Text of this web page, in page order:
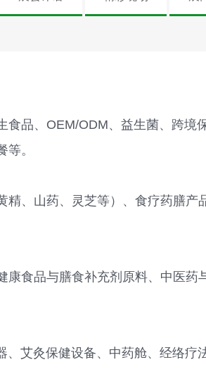
品、OEM/ODM、益生菌、跨境
。
精、山药、灵芝等）、食疗药膳
康食品与膳食补充剂原料、中医
艾灸保健设备、中药舱、经络疗